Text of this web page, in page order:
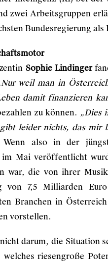
zwei Arbeitsgruppen
Bundesregierung
Sophie Lindinger
weil man in
damit finanzieren
zu können. „Dies
leider nichts, das mir
also in der
Mai veröffentlicht
war, die von ihrer
von 7,5 Milliarden
Branchen in
vorstellen.
darum, die Situation
riesengroße